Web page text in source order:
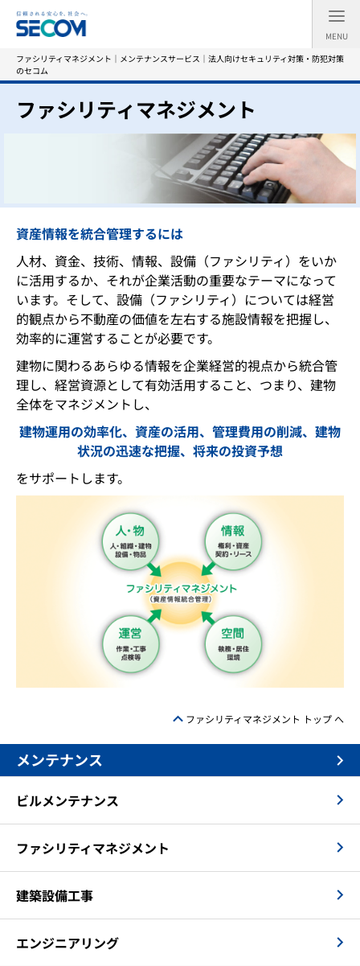
MENU
ファシリティマネジメント｜メンテナンスサービス｜法人向けセキュリティ対策・防犯対策
のセコム
ファシリティマネジメント
資産情報を統合管理するには
人材、資金、技術、情報、設備（ファシリティ）をいか
に活用するか、それが企業活動の重要なテーマになって
います。そして、設備（ファシリティ）については経営
的観点から不動産の価値を左右する施設情報を把握し、
効率的に運営することが必要です。
建物に関わるあらゆる情報を企業経営的視点から統合管
理し、経営資源として有効活用すること、つまり、建物
全体をマネジメントし、
建物運用の効率化、資産の活用、管理費用の削減、建物
状況の迅速な把握、将来の投資予想
をサポートします。
ファシリティマネジメント トップ へ
メンテナンス
ビルメンテナンス
ファシリティマネジメント
建築設備工事
エンジニアリング